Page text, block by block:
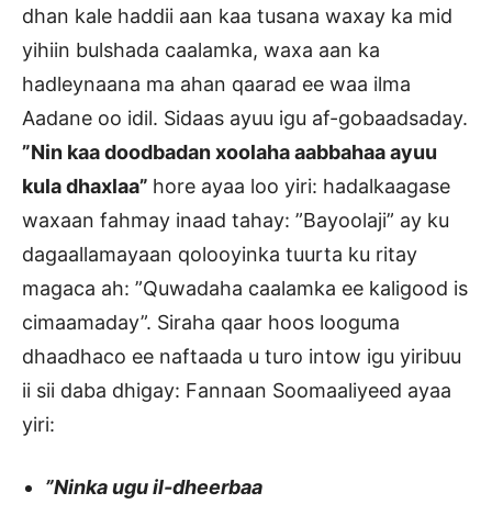
dhan kale haddii aan kaa tusana waxay ka mid
yihiin bulshada caalamka, waxa aan ka
hadleynaana ma ahan qaarad ee waa ilma
Aadane oo idil. Sidaas ayuu igu af-gobaadsaday.
”Nin kaa doodbadan xoolaha aabbahaa ayuu
kula dhaxlaa” hore ayaa loo yiri: hadalkaagase
waxaan fahmay inaad tahay: ”Bayoolaji” ay ku
dagaallamayaan qolooyinka tuurta ku ritay
magaca ah: ”Quwadaha caalamka ee kaligood is
cimaamaday”. Siraha qaar hoos looguma
dhaadhaco ee naftaada u turo intow igu yiribuu
ii sii daba dhigay: Fannaan Soomaaliyeed ayaa
yiri:
”Ninka ugu il-dheerbaa